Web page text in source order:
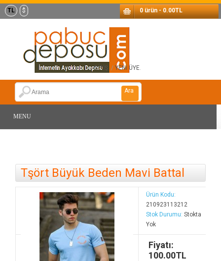
TL $ 0 ürün - 0.00TL
Ara
GİRİŞ / YENİ ÜYE.
MENU
Tşört Büyük Beden Mavi Battal
Ürün Kodu:
210923113212
Stok Durumu: Stokta
Yok
Fiyatı:
100.00TL